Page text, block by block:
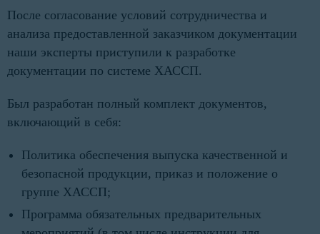
После согласование условий сотрудничества и
анализа предоставленной заказчиком документации
наши эксперты приступили к разработке
документации по системе ХАССП.
Был разработан полный комплект документов,
включающий в себя:
Политика обеспечения выпуска качественной и
безопасной продукции, приказ и положение о
группе ХАССП;
Программа обязательных предварительных